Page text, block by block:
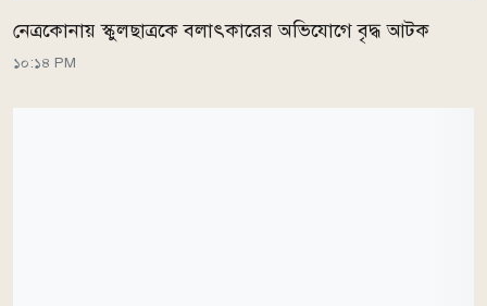
নেত্রকোনায় স্কুলছাত্রকে বলাৎকারের অভিযোগে বৃদ্ধ আটক
১০:১৪ PM